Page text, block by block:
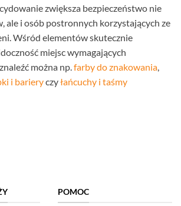
zwiększa bezpieczeństwo nie
ale i osób postronnych korzystających ze
Wśród elementów skutecznie
miejsc wymagających
można np.farby do znakowania,
i barieryczyłańcuchy i taśmy
POMOC